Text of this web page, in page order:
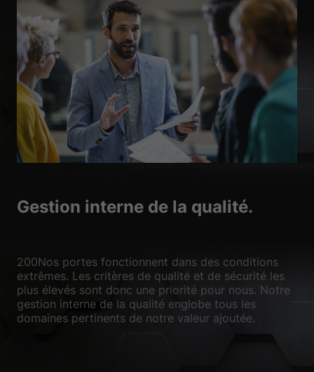
Gestion interne de la qualité.
200Nos portes fonctionnent dans des conditions
extrêmes. Les critères de qualité et de sécurité les
plus élevés sont donc une priorité pour nous. Notre
gestion interne de la qualité englobe tous les
domaines pertinents de notre valeur ajoutée.